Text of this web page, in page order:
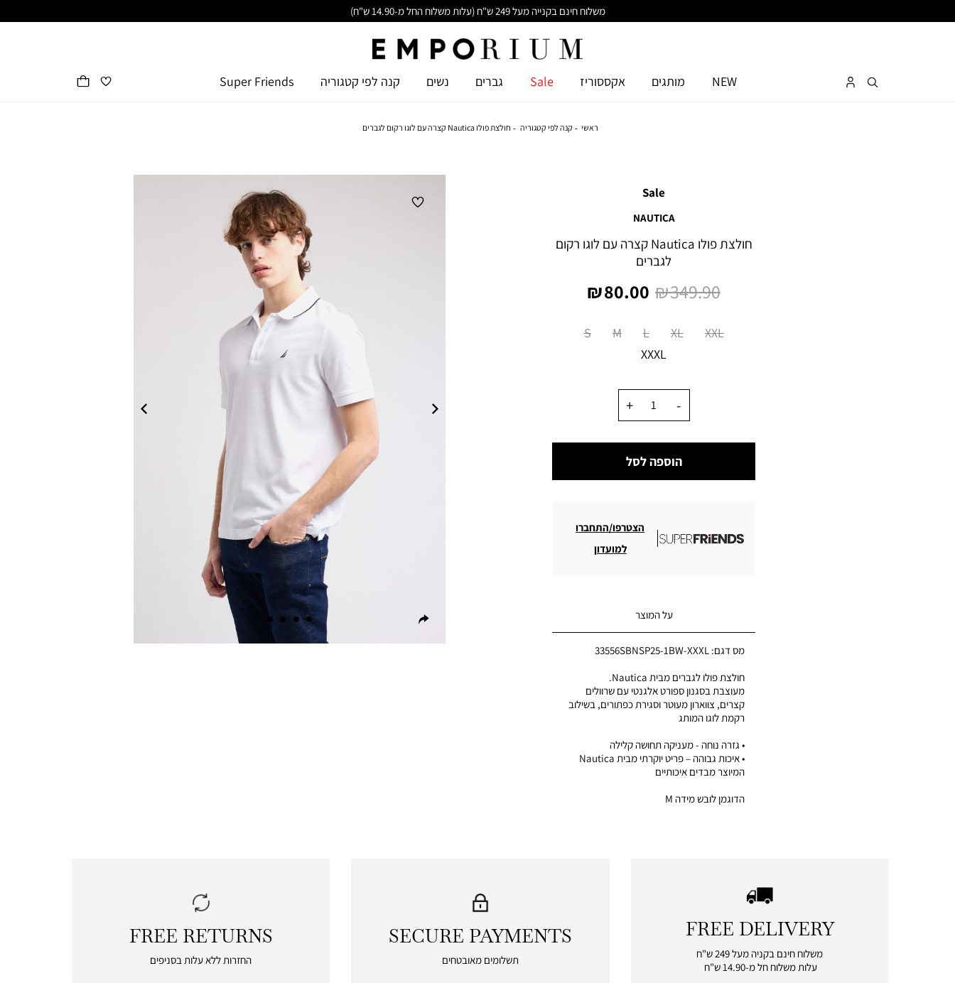
משלוח חינם בקנייה מעל 249 ש"ח (עלות משלוח החל מ-14.90 ש"ח)
NEW מותגים אקססוריז Sale גברים נשים קנה לפי קטגוריה Super Friends
ראשי קנה לפי קטגוריה חולצת פולו Nautica קצרה עם לוגו רקום לגברים
Sale
NAUTICA
חולצת פולו Nautica קצרה עם לוגו רקום
לגברים
מחיר
80.00 ₪
מחיר
349.90 ₪
S M L XL
XXL
XXXL
הוספה לסל
הצטרפו/התחברו
למועדון
על המוצר
מס דגם: 33556SBNSP25-1BW-XXXL
חולצת פולו לגברים מבית Nautica.
מעוצבת בסגנון ספורט אלגנטי עם שרוולים
קצרים, צווארון מעוטר וסגירת כפתורים, בשילוב
רקמת לוגו המותג
• גזרה נוחה - מעניקה תחושה קלילה
• איכות גבוהה – פריט יוקרתי מבית Nautica
המיוצר מבדים איכותיים
הדוגמן לובש מידה M
|
free
delivery
|
FREE DELIVERY
משלוח חינם בקניה מעל 249 ש"ח
עלות משלוח חל מ-14.90 ש"ח
|
payments
SECURE PAYMENTS
תשלומים מאובטחים
|
returns
FREE RETURNS
החזרות ללא עלות בסניפים